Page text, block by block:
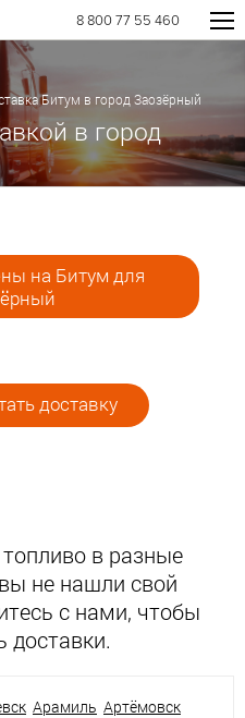
8 800 77 55 460
Битум в город Заозёрный
в город
на Битум для
доставку
в разные
не нашли свой
с нами, чтобы
доставки.
Арамиль Артёмовск